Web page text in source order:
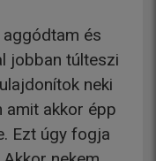
és
jobban túlteszi
neki
amit akkor épp
Ezt úgy fogja